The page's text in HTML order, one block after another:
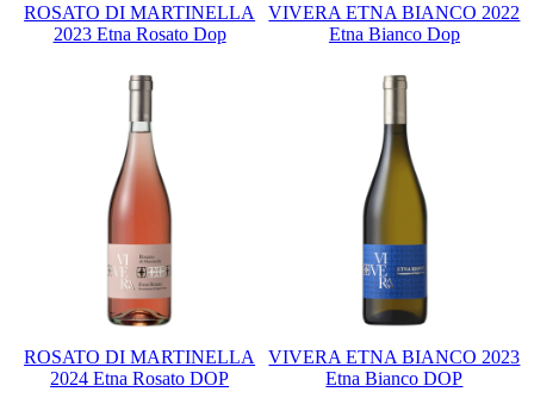
ROSATO DI MARTINELLA
2023 Etna Rosato Dop
VIVERA ETNA BIANCO 2022
Etna Bianco Dop
ROSATO DI MARTINELLA
2024 Etna Rosato DOP
VIVERA ETNA BIANCO 2023
Etna Bianco DOP